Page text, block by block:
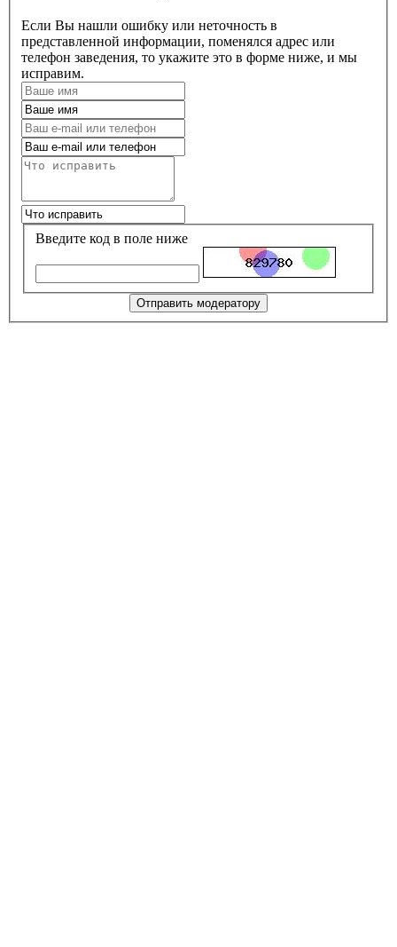
Если Вы нашли ошибку или неточность в
представленной информации, поменялся адрес или
телефон заведения, то укажите это в форме ниже, и мы
исправим.
Введите код в поле ниже
Отправить модератору